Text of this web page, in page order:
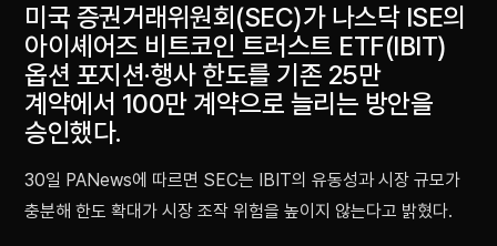
미국 증권거래위원회(SEC)가 나스닥 ISE의
아이셰어즈 비트코인 트러스트 ETF(IBIT)
옵션 포지션·행사 한도를 기존 25만
계약에서 100만 계약으로 늘리는 방안을
승인했다.
30일 PANews에 따르면 SEC는 IBIT의 유동성과 시장 규모가
충분해 한도 확대가 시장 조작 위험을 높이지 않는다고 밝혔다.